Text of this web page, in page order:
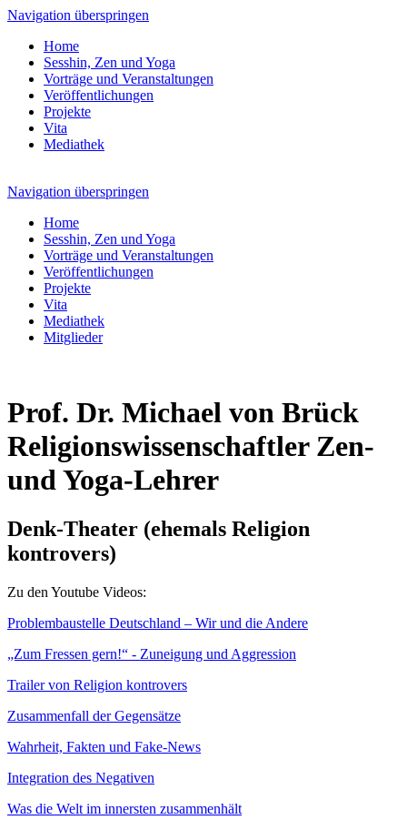
Navigation überspringen
Home
Sesshin, Zen und Yoga
Vorträge und Veranstaltungen
Veröffentlichungen
Projekte
Vita
Mediathek
Navigation überspringen
Home
Sesshin, Zen und Yoga
Vorträge und Veranstaltungen
Veröffentlichungen
Projekte
Vita
Mediathek
Mitglieder
Prof. Dr. Michael von Brück
Religionswissenschaftler Zen-
und Yoga-Lehrer
Denk-Theater (ehemals Religion
kontrovers)
Zu den Youtube Videos:
Problembaustelle Deutschland – Wir und die Andere
„Zum Fressen gern!“ - Zuneigung und Aggression
Trailer von Religion kontrovers
Zusammenfall der Gegensätze
Wahrheit, Fakten und Fake-News
Integration des Negativen
Was die Welt im innersten zusammenhält